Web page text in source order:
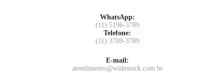
WhatsApp:
(11) 5196-3789
Telefone:
(11) 3789-3789
E-mail:
atendimento@widestock.com.br